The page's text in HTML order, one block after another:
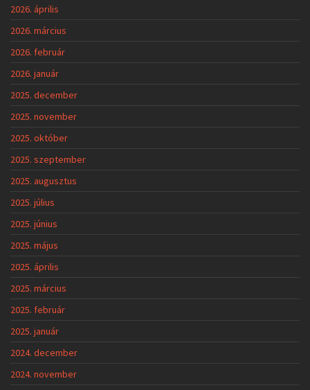
2026. április
2026. március
2026. február
2026. január
2025. december
2025. november
2025. október
2025. szeptember
2025. augusztus
2025. július
2025. június
2025. május
2025. április
2025. március
2025. február
2025. január
2024. december
2024. november